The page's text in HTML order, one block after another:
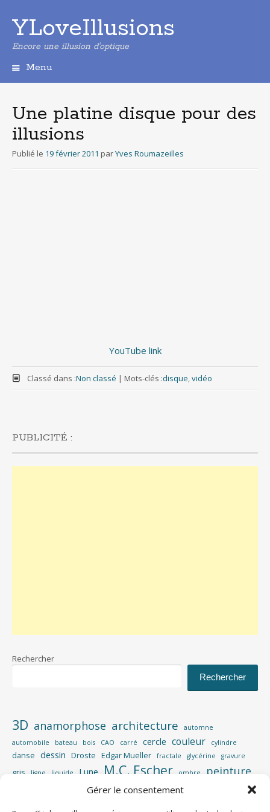
Gérer le consentement
YLoveIllusions
Encore une illusion d'optique
Menu
principal
Une platine disque pour des
illusions
Publié le 19 février 2011 parYves Roumazeilles
YouTube link
Classé dans :Non classé | Mots-clés :disque vidéo
PUBLICITÉ :
Rechercher
Rechercher
3D anamorphose architecture
automne
automobile
bateau bois CAO carré cercle couleur cylindre
danse dessin Droste Edgar Mueller fractale glycérine gravure
gris ligne liquide Lune M.C. Escher ombre peinture
perspective photographie